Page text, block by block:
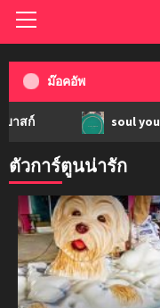
ม๊อคอัพ
soul young
ตัวการ์ตูนน่ารัก